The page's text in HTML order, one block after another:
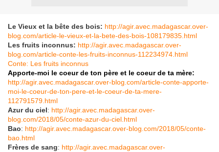
Le Vieux et la bête des bois: http://agir.avec.madagascar.over-
blog.com/article-le-vieux-et-la-bete-des-bois-108179835.html
Les fruits inconnus: http://agir.avec.madagascar.over-
blog.com/article-conte-les-fruits-inconnus-112234974.html
Conte: Les fruits inconnus
Apporte-moi le coeur de ton père et le coeur de ta mère:
http://agir.avec.madagascar.over-blog.com/article-conte-apporte-
moi-le-coeur-de-ton-pere-et-le-coeur-de-ta-mere-
112791579.html
Azur du ciel: http://agir.avec.madagascar.over-
blog.com/2018/05/conte-azur-du-ciel.html
Bao: http://agir.avec.madagascar.over-blog.com/2018/05/conte-
bao.html
Frères de sang: http://agir.avec.madagascar.over-